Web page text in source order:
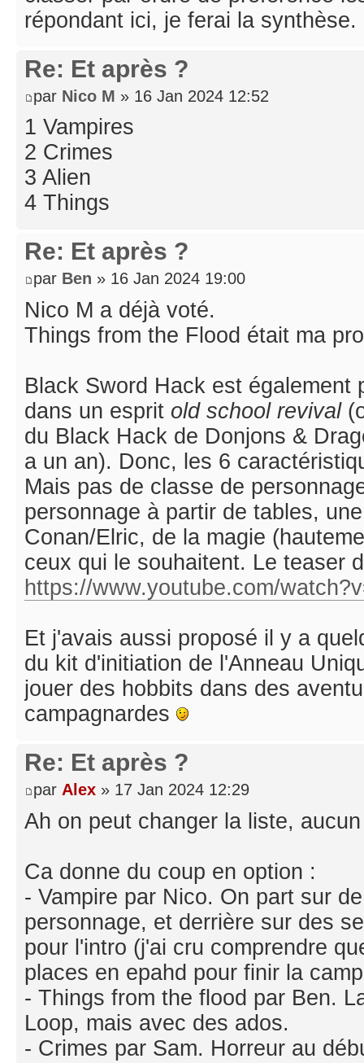
répondant ici, je ferai la synthèse.
Re: Et après ?
par Nico M » 16 Jan 2024 12:52
1 Vampires
2 Crimes
3 Alien
4 Things
Re: Et après ?
par Ben » 16 Jan 2024 19:00
Nico M a déjà voté.
Things from the Flood était ma
Black Sword Hack est également
dans un esprit old school revival
du Black Hack de Donjons &
a un an). Donc, les 6
Mais pas de classe de
personnage à partir de tables,
Conan/Elric, de la magie
ceux qui le souhaitent. Le teaser
https://www.youtube.com/
Et j'avais aussi proposé il y a
du kit d'initiation de l'Anneau
jouer des hobbits dans des
campagnardes
Re: Et après ?
par Alex » 17 Jan 2024 12:29
Ah on peut changer la liste,
Ca donne du coup en option :
- Vampire par Nico. On part sur
personnage, et derrière sur des
pour l'intro (j'ai cru comprendre
places en epahd pour finir la
- Things from the flood par Ben.
Loop, mais avec des ados.
- Crimes par Sam. Horreur au